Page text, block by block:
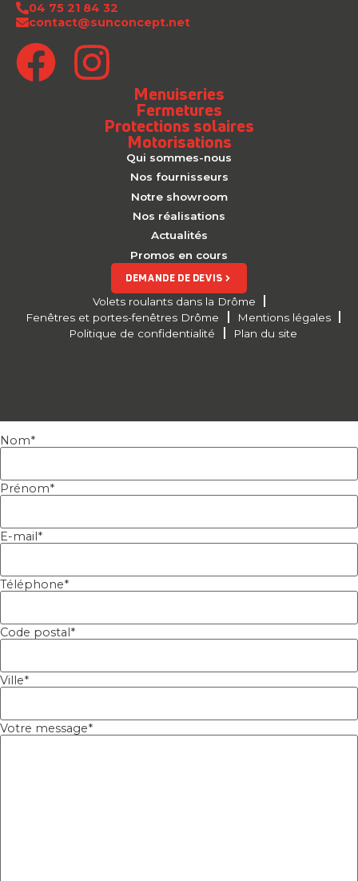
04 75 21 84 32
contact@sunconcept.net
Menuiseries
Fermetures
Protections solaires
Motorisations
Qui sommes-nous
Nos fournisseurs
Notre showroom
Nos réalisations
Actualités
Promos en cours
DEMANDE DE DEVIS
Volets roulants dans la Drôme
Fenêtres et portes-fenêtres Drôme
Mentions légales
Politique de confidentialité
Plan du site
Nom*
Prénom*
E-mail*
Téléphone*
Code postal*
Ville*
Votre message*